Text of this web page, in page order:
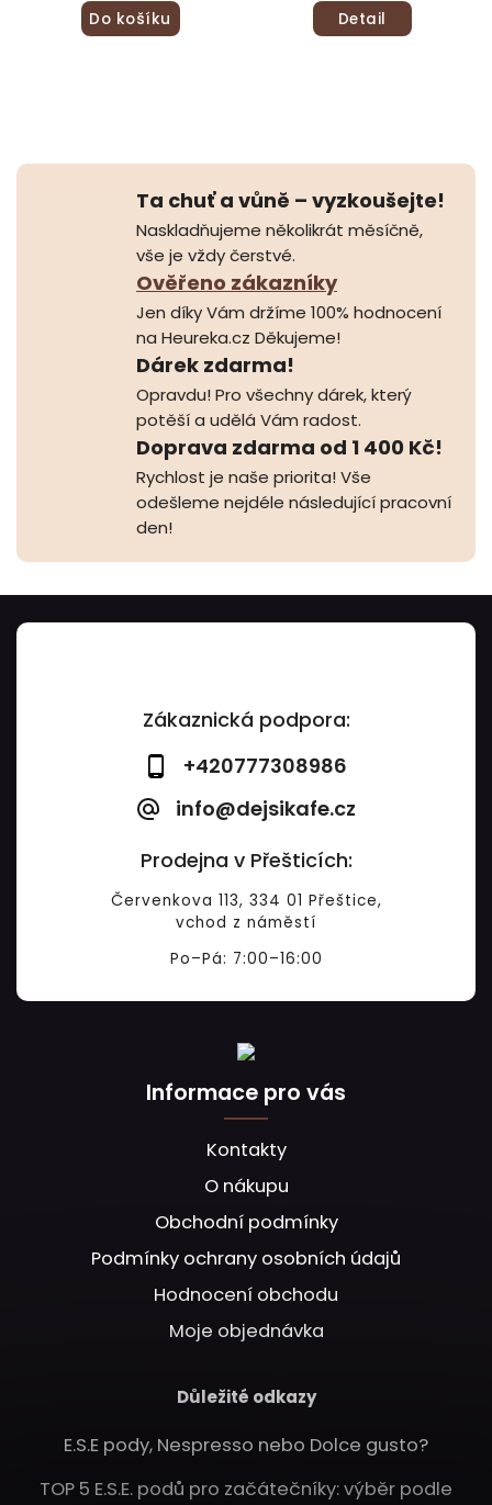
Do košíku Detail
Ta chuť a vůně – vyzkoušejte!
Naskladňujeme několikrát měsíčně,
vše je vždy čerstvé.
Ověřeno zákazníky
Jen díky Vám držíme 100% hodnocení
na Heureka.cz Děkujeme!
Dárek zdarma!
Opravdu! Pro všechny dárek, který
potěší a udělá Vám radost.
Doprava zdarma od 1 400 Kč!
Rychlost je naše priorita! Vše
odešleme nejdéle následující pracovní
den!
Zákaznická podpora:
+420777308986
info@dejsikafe.cz
Prodejna v Přešticích:
Červenkova 113, 334 01 Přeštice,
vchod z náměstí
Po–Pá: 7:00–16:00
Informace pro vás
Kontakty
O nákupu
Obchodní podmínky
Podmínky ochrany osobních údajů
Hodnocení obchodu
Moje objednávka
Důležité odkazy
E.S.E pody, Nespresso nebo Dolce gusto?
TOP 5 E.S.E. podů pro začátečníky: výběr podle